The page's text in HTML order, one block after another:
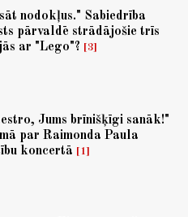
nodokļus." Sabiedrība
pārvaldē strādājošie trīs
ar "Lego"?
3
Jums brīnišķīgi sanāk!"
par Raimonda Paula
koncertā
1